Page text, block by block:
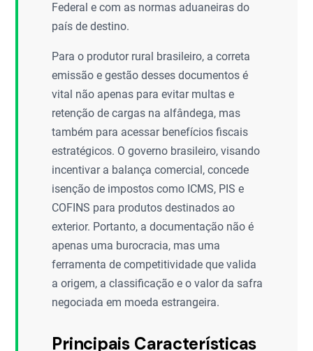
Federal e com as normas aduaneiras do
país de destino.
Para o produtor rural brasileiro, a correta
emissão e gestão desses documentos é
vital não apenas para evitar multas e
retenção de cargas na alfândega, mas
também para acessar benefícios fiscais
estratégicos. O governo brasileiro, visando
incentivar a balança comercial, concede
isenção de impostos como ICMS, PIS e
COFINS para produtos destinados ao
exterior. Portanto, a documentação não é
apenas uma burocracia, mas uma
ferramenta de competitividade que valida
a origem, a classificação e o valor da safra
negociada em moeda estrangeira.
Principais Características